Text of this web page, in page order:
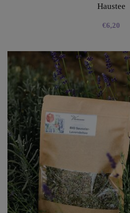
Haustee
€6,20